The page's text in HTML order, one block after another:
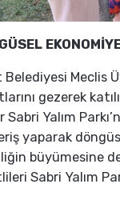
Meclis
gezerek
Sabri Yalım
yaparak
büyümesine
Sabri Yalım